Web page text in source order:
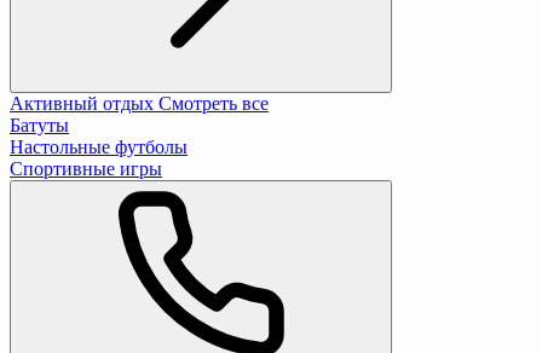
Активный отдых Смотреть все
Батуты
Настольные футболы
Спортивные игры